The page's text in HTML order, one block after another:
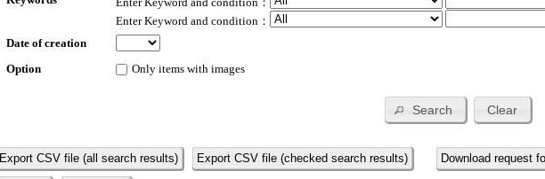
Enter Keyword and condition：
Date of creation
Option
Only items with images
Search Clear
Export CSV file (all search results) Export CSV file (checked search results) Download request